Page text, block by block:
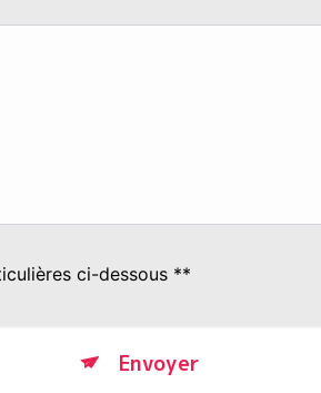
ci-dessous **
Envoyer